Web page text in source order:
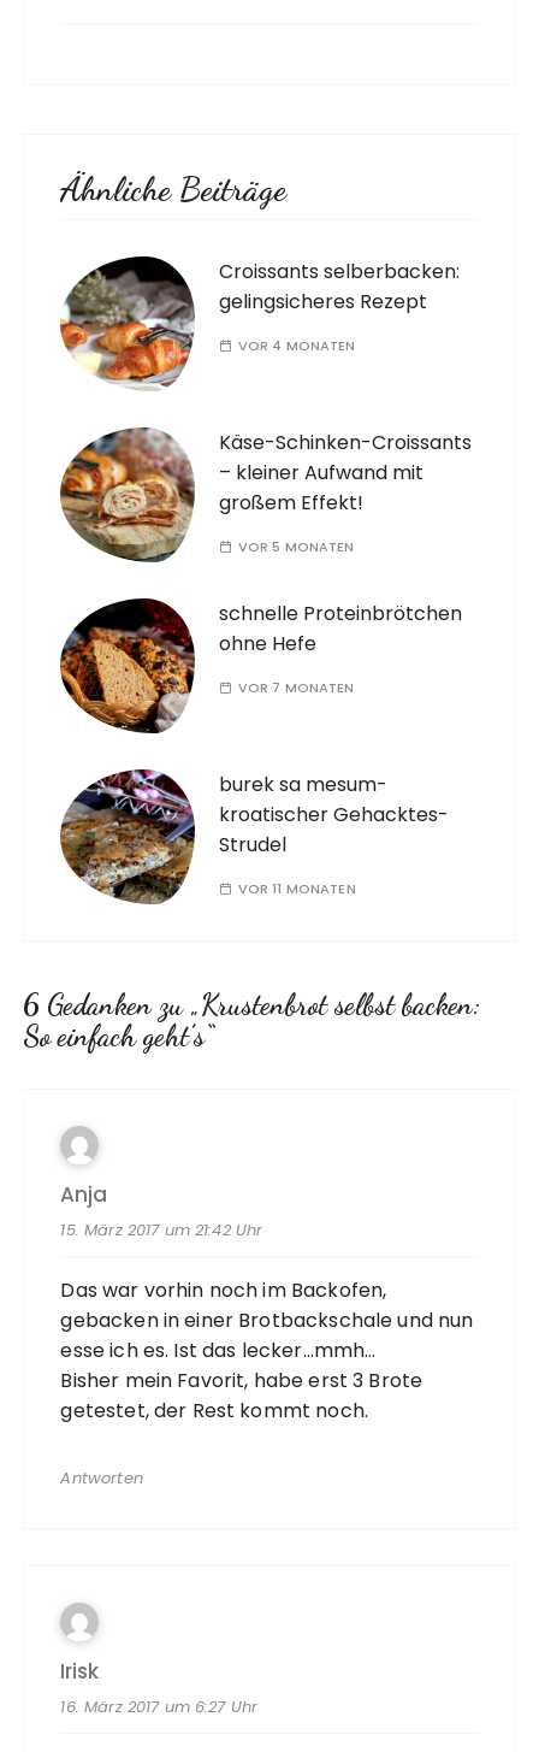
Ähnliche Beiträge
Croissants selberbacken:
gelingsicheres Rezept
VOR 4 MONATEN
Käse-Schinken-Croissants
– kleiner Aufwand mit
großem Effekt!
VOR 5 MONATEN
schnelle Proteinbrötchen
ohne Hefe
VOR 7 MONATEN
burek sa mesum-
kroatischer Gehacktes-
Strudel
VOR 11 MONATEN
6 Gedanken zu „Krustenbrot selbst backen:
So einfach geht’s“
Anja
15. März 2017 um 21:42 Uhr
Das war vorhin noch im Backofen,
gebacken in einer Brotbackschale und nun
esse ich es. Ist das lecker…mmh…
Bisher mein Favorit, habe erst 3 Brote
getestet, der Rest kommt noch.
Antworten
Irisk
16. März 2017 um 6:27 Uhr